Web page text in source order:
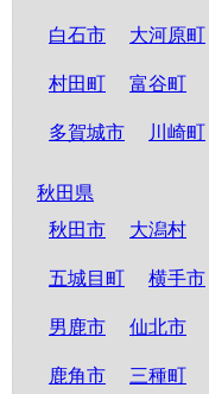
白石市 大河原町
村田町 富谷町
多賀城市 川崎町
秋田県
秋田市
大潟村
五城目町 横手市
男鹿市 仙北市
鹿角市 三種町